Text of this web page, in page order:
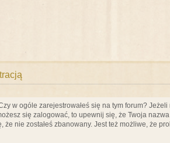
w ogóle zarejestrowałeś się na tym forum?
się zalogować, to upewnij się, że Twoja
nie zostałeś zbanowany. Jest też możliwe, że